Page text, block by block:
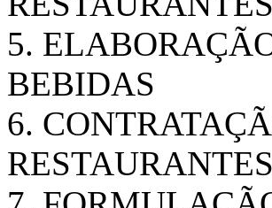
5.
BEBIDAS
6.
RESTAURANTES